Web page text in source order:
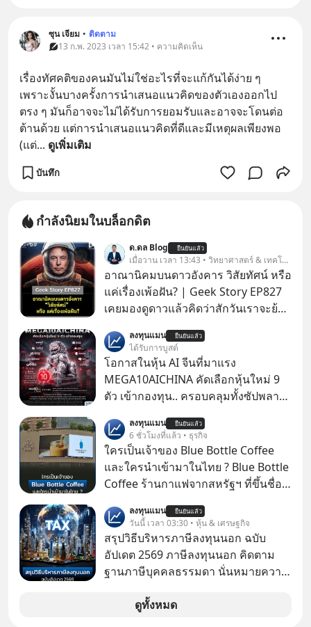
ซุน เจียม • ติดตาม
13 ก.พ. 2023 เวลา 15:42 • ความคิดเห็น
เรื่องทัศคติของคนมันไม่ใช่อะไรที่จะแก้กันได้ง่าย ๆ
เพราะงั้นบางครั้งการนำเสนอแนวคิดของตัวเองออกไป
ตรง ๆ มันก็อาจจะไม่ได้รับการยอมรับและอาจจะโดนต่อ
ต้านด้วย แต่การนำเสนอแนวคิดที่ดีและมีเหตุผลเพียงพอ
(แต่... ดูเพิ่มเติม
บันทึก
กำลังนิยมในบล็อกดิต
ด.ดล Blog ยืนยันแล้ว
เมื่อวาน เวลา 13:43 • วิทยาศาสตร์ & เทคโนโลยี
อาณานิคมบนดาวอังคาร วิสัยทัศน์ หรือ
แค่เรื่องเพ้อฝัน? | Geek Story EP827
เคยมองดูดาวแล้วคิดว่าสักวันเราจะย้าย
หรือ Jeff Bezos บอกไว้หรือเปล่า ภาพ
ฝันที่มหาเศรษฐีซิลิคอนแวลลีย์วาดไว้ว่า
มนุษย์นับล้านจะไปสร้างอาณานิคม
ใหม่ ล้อมรอบด้วยเทคโนโลยีสุดล้ำ อาจ
จะฟังดูน่าตื่นเต้น แต่ความจริงที่ถูกซ่อน
ไว้ใต้พรมคือ ดาวอังคารเป็นเพียงนรกที่
เต็มไปด้วยรังสีมรณะและฝุ่นพิษ แล้ว
ทำไมบรรดาผู้นำเทคโนโลยีถึงยัง
พยายามหลอกขายฝันลมๆ แล้งๆ นี้ให้
กับคนทั้งโลก พวกเขากำลังซ่อนความ
ลับอะไรไว้เบื้องหลังโปรเจกต์อวกาศที่
ผลาญทรัพยากรมหาศาล วันนี้เราจะมา
กะเทาะเปลือกความลวงโลกนี้กัน ใครที่
คิดว่าอนาคตของมนุษยชาติอยู่บนดาว
ดวงอื่น เลือกฟังกันได้เลยนะครับ อย่า
Geek Forever’s Podcast ของผมกัน
ลงทุนแมน ยืนยันแล้ว
ได้รับการบูสต์
โอกาสในหุ้น AI จีนที่มาแรง
MEGA10AICHINA คัดเลือกหุ้นใหม่ 9
ตัว เข้ากองทุน.. ครอบคลุมทั้งซัปพลาย
โปรโมชัน ลด 50% ค่าธรรมเนียมซื้อ |
ยอด 2 ล้านบาทขึ้นไป ฟรีค่าธรรมเนียม
ซื้อ
ลงทุนแมน ยืนยันแล้ว
6 ชั่วโมงที่แล้ว • ธุรกิจ
ใครเป็นเจ้าของ Blue Bottle Coffee
และใครนำเข้ามาในไทย ? Blue Bottle
Coffee ร้านกาแฟจากสหรัฐฯ ที่ขึ้นชื่อ
แรกในประเทศไทย ที่ Central Park
ลงทุนแมน ยืนยันแล้ว
วันนี้ เวลา 03:30 • หุ้น & เศรษฐกิจ
สรุปวิธีบริหารภาษีลงทุนนอก ฉบับ
อัปเดต 2569 ภาษีลงทุนนอก คิดตาม
ฐานภาษีบุคคลธรรมดา นั่นหมายความ
ดูทั้งหมด